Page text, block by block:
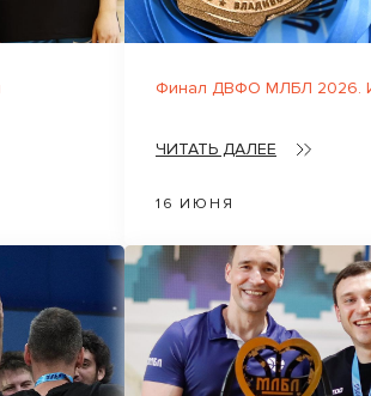
Финал ДВФО МЛБЛ 2026.
ЧИТАТЬ ДАЛЕЕ
16 ИЮНЯ